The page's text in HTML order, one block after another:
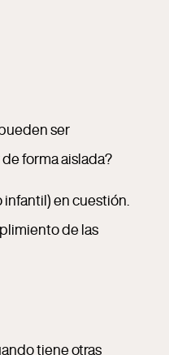
ser
forma aislada?
en cuestión.
de las
tiene otras